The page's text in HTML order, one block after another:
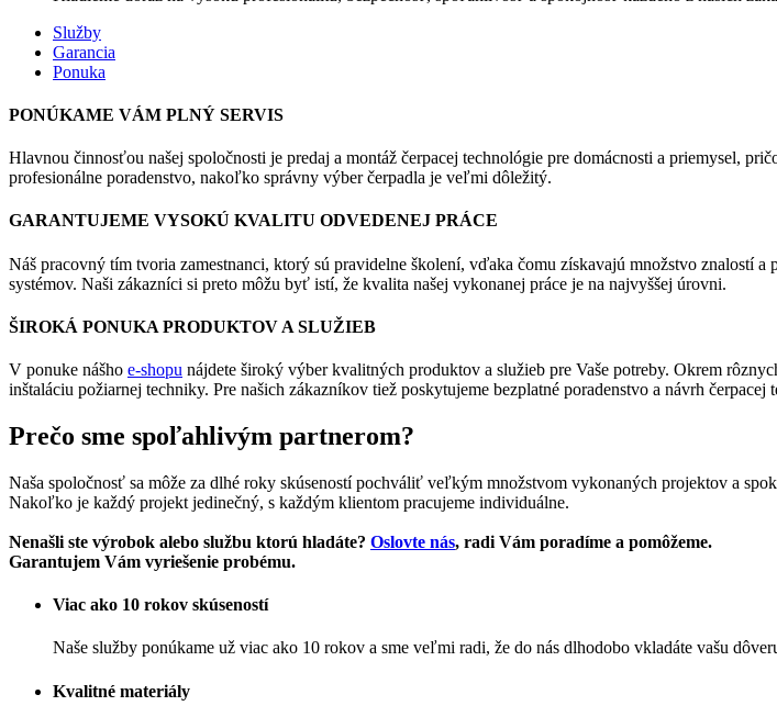
Služby
Garancia
Ponuka
PONÚKAME VÁM PLNÝ SERVIS
Hlavnou činnosťou našej spoločnosti je predaj a montáž čerpacej technológie pre domácnosti a priemysel,
profesionálne poradenstvo, nakoľko správny výber čerpadla je veľmi dôležitý.
GARANTUJEME VYSOKÚ KVALITU ODVEDENEJ PRÁCE
Náš pracovný tím tvoria zamestnanci, ktorý sú pravidelne školení, vďaka čomu získavajú množstvo znalostí
systémov. Naši zákazníci si preto môžu byť istí, že kvalita našej vykonanej práce je na najvyššej úrovni.
ŠIROKÁ PONUKA PRODUKTOV A SLUŽIEB
V ponuke nášho e-shopu nájdete široký výber kvalitných produktov a služieb pre Vaše potreby. Okrem
inštaláciu požiarnej techniky. Pre našich zákazníkov tiež poskytujeme bezplatné poradenstvo a návrh čerpacej
Prečo sme spoľahlivým partnerom?
Naša spoločnosť sa môže za dlhé roky skúseností pochváliť veľkým množstvom vykonaných projektov a
Nakoľko je každý projekt jedinečný, s každým klientom pracujeme individuálne.
Nenašli ste výrobok alebo službu ktorú hladáte? Oslovte nás, radi Vám poradíme a pomôžeme.
Garantujem Vám vyriešenie probému.
Viac ako 10 rokov skúseností
Naše služby ponúkame už viac ako 10 rokov a sme veľmi radi, že do nás dlhodobo vkladáte vašu
Kvalitné materiály